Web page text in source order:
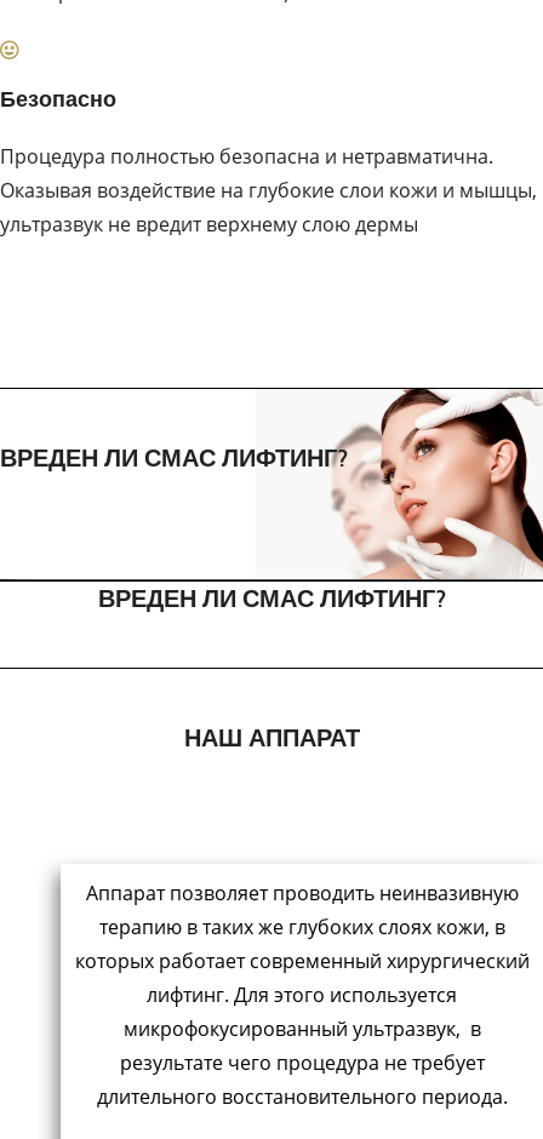
Безопасно
Процедура полностью безопасна и нетравматична.
Оказывая воздействие на глубокие слои кожи и мышцы,
ультразвук не вредит верхнему слою дермы
ВРЕДЕН ЛИ СМАС ЛИФТИНГ?
ВРЕДЕН ЛИ СМАС ЛИФТИНГ?
НАШ АППАРАТ
Аппарат позволяет проводить неинвазивную
терапию в таких же глубоких слоях кожи, в
которых работает современный хирургический
лифтинг. Для этого используется
микрофокусированный ультразвук, в
результате чего процедура не требует
длительного восстановительного периода.